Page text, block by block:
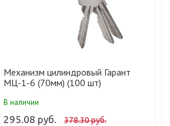
Механизм цилиндровый Гарант
МЦ-1-6 (70мм) (100 шт)
В наличии
295.08 руб. 378.30 руб.